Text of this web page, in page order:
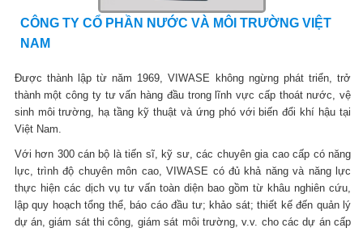
CÔNG TY CỔ PHẦN NƯỚC VÀ MÔI TRƯỜNG VIỆT
NAM
Được thành lập từ năm 1969, VIWASE không ngừng phát triển, trở
thành một công ty tư vấn hàng đầu trong lĩnh vực cấp thoát nước, vệ
sinh môi trường, hạ tầng kỹ thuật và ứng phó với biến đổi khí hậu tại
Việt Nam.
Với hơn 300 cán bộ là tiến sĩ, kỹ sư, các chuyên gia cao cấp có năng
lực, trình độ chuyên môn cao, VIWASE có đủ khả năng và năng lực
thực hiện các dịch vụ tư vấn toàn diện bao gồm từ khâu nghiên cứu,
lập quy hoạch tổng thể, báo cáo đầu tư; khảo sát; thiết kế đến quản lý
dự án, giám sát thi công, giám sát môi trường, v.v. cho các dự án cấp